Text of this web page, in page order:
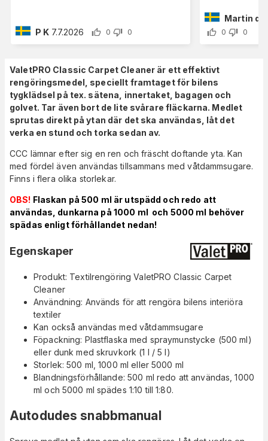
P K 7.7.2026 0 0
Martin
0 0
ValetPRO Classic Carpet Cleaner är ett effektivt
rengöringsmedel, speciellt framtaget för bilens
tygklädsel på tex. sätena, innertaket, bagagen och
golvet. Tar även bort de lite svårare fläckarna. Medlet
sprutas direkt på ytan där det ska användas, låt det
verka en stund och torka sedan av.
CCC lämnar efter sig en ren och fräscht doftande yta. Kan
med fördel även användas tillsammans med våtdammsugare.
Finns i flera olika storlekar.
OBS! Flaskan på 500 ml är utspädd och redo att
användas, dunkarna på 1000 ml och 5000 ml behöver
spädas enligt förhållandet nedan!
Egenskaper
Produkt: Textilrengöring ValetPRO Classic Carpet
Cleaner
Användning: Används för att rengöra bilens interiöra
textiler
Kan också användas med våtdammsugare
Föpackning: Plastflaska med spraymunstycke (500 ml)
eller dunk med skruvkork (1 l / 5 l)
Storlek: 500 ml, 1000 ml eller 5000 ml
Blandningsförhållande: 500 ml redo att användas, 1000
ml och 5000 ml spädes 1:10 till 1:80.
Autodudes snabbmanual